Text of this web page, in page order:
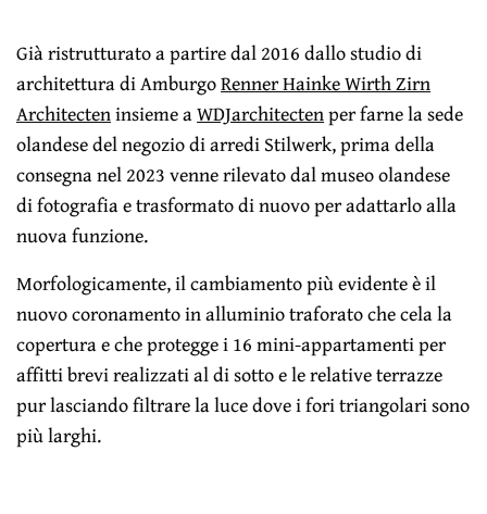
Già ristrutturato a partire dal 2016 dallo studio di
architettura di AmburgoRenner Hainke Wirth Zirn
Architecteninsieme aWDJarchitectenper farne la sede
olandese del negozio di arredi Stilwerk, prima della
consegna nel 2023 venne rilevato dal museo olandese
di fotografia e trasformato di nuovo per adattarlo alla
nuova funzione.
Morfologicamente, il cambiamento più evidente è il
nuovo coronamento in alluminio traforato che cela la
copertura e che protegge i 16 mini-appartamenti per
affitti brevi realizzati al di sotto e le relative terrazze
pur lasciando filtrare la luce dove i fori triangolari sono
più larghi.